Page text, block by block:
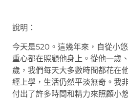
說明：
今天是520。這幾年來，自從小
重心都在照顧他身上。從他一歲
歲，我們每天大多數時間都花在
經上學，生活仍然平淡無奇。我
付出了許多時間和精力來照顧小